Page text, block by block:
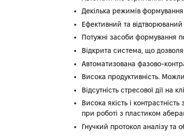
Декілька режимів
Ефективний та
Потужні засоби формування
Відкрита система, що
Автоматизована фазово-
Висока продуктивність.
Відсутність стресової дії на
Висока якість і
при роботі з пластиком
Гнучкий протокол аналізу та